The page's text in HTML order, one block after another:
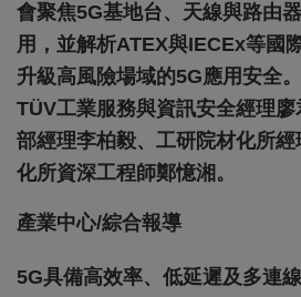
會聚焦5G基地台、天線與路由
用，並解析ATEX與IECEx等國
升級高風險場域的5G應用安全
TÜV工業服務與資訊安全經理
部經理李柏毅、工研院材化所
化所資深工程師鄭憶湘。
產業中心/綜合報導
5G具備高效率、低延遲及多連